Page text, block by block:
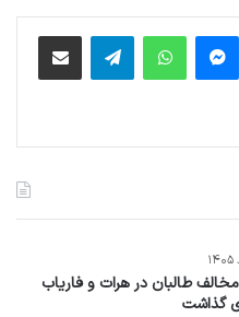
پیام رسان واتس آپ
طالبان در هرات و فاریاب
گذاشت